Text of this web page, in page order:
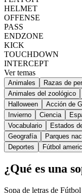
HELMET
OFFENSE
PASS
ENDZONE
KICK
TOUCHDOWN
INTERCEPT
Ver temas
Animales Razas de
Animales del zoológico
Halloween
Acción de
Invierno
Ciencia
Vocabulario
Estados
Geografía
Parques
Deportes
Fútbol
¿Qué es una
Sopa de letras de